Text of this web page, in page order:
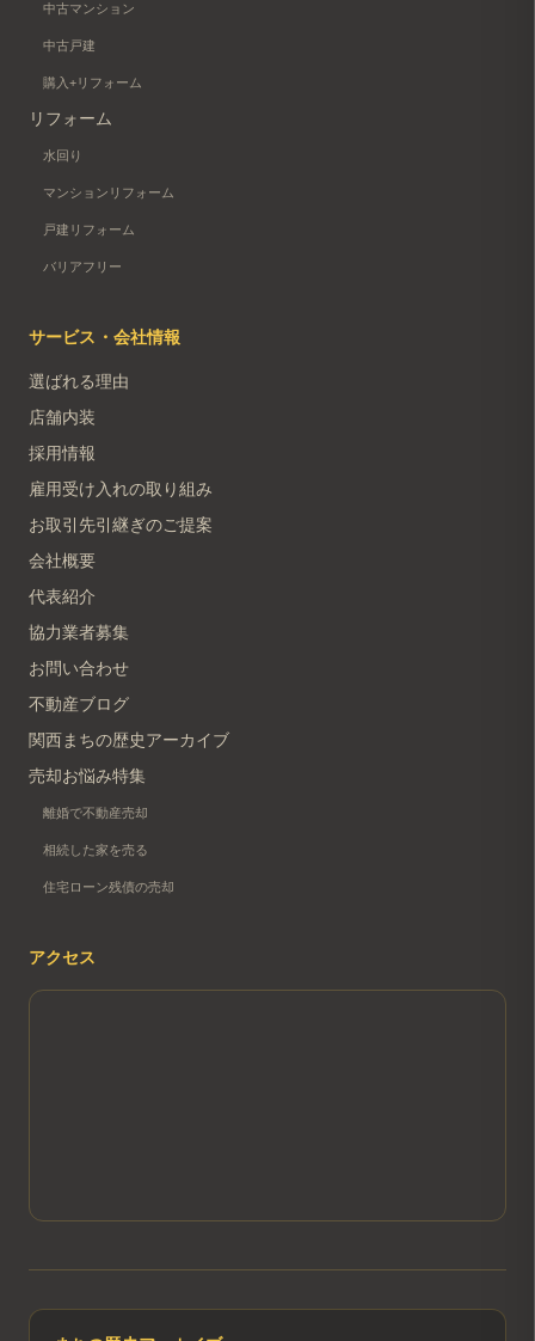
中古マンション
中古戸建
購入+リフォーム
リフォーム
水回り
マンションリフォーム
戸建リフォーム
バリアフリー
サービス・会社情報
選ばれる理由
店舗内装
採用情報
雇用受け入れの取り組み
お取引先引継ぎのご提案
会社概要
代表紹介
協力業者募集
お問い合わせ
不動産ブログ
関西まちの歴史アーカイブ
売却お悩み特集
離婚で不動産売却
相続した家を売る
住宅ローン残債の売却
アクセス